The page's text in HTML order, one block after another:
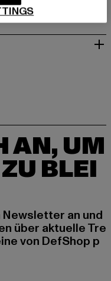
AN, UM
BLEI
an und
über aktuelle Tre
von DefShop p